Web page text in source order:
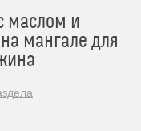
маслом и
мангале для